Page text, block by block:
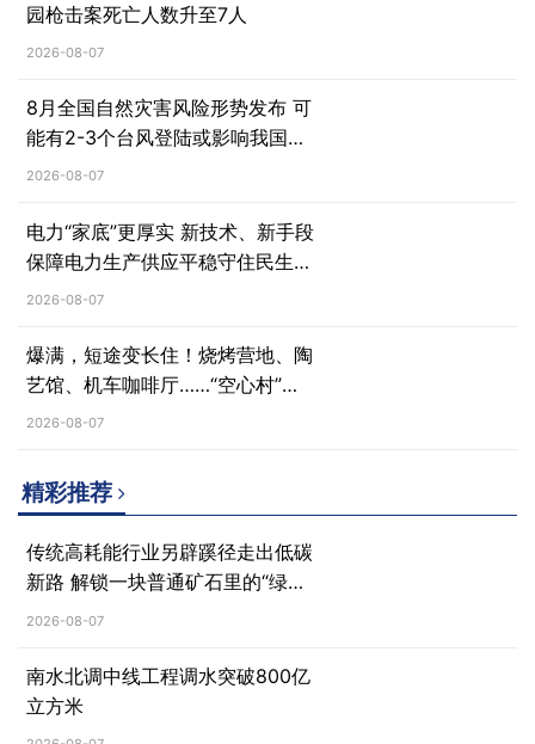
园枪击案死亡人数升至7人
2026-08-07
8月全国自然灾害风险形势发布 可
能有2-3个台风登陆或影响我国沿
海地区
2026-08-07
电力“家底”更厚实 新技术、新手段
保障电力生产供应平稳守住民生用
电底线
2026-08-07
爆满，短途变长住！烧烤营地、陶
艺馆、机车咖啡厅……“空心村”蝶
变焕发新活力
2026-08-07
精彩推荐
传统高耗能行业另辟蹊径走出低碳
新路 解锁一块普通矿石里的“绿色
密码”
2026-08-07
南水北调中线工程调水突破800亿
立方米